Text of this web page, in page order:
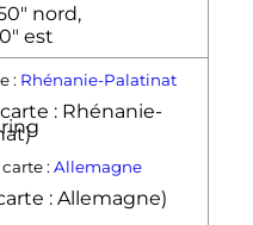
nord,
est
: Rhénanie-Palatinat
: Allemagne